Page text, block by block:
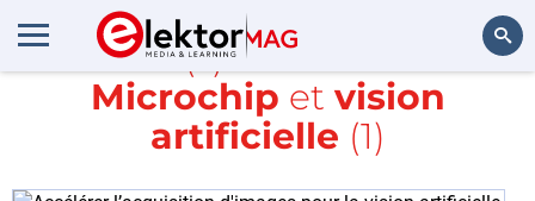
Rechercher
Article(s) avec la balise
Microchip et vision
artificielle (1)